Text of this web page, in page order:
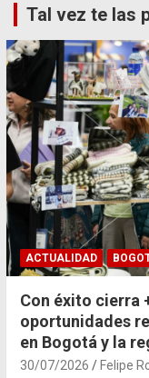
Tal vez te las
ACTUALIDAD
Con éxito cierra
oportunidades
en Bogotá y la
30/07/2026 Felipe